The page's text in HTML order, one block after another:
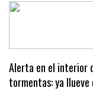
Alerta en el interior
tormentas: ya